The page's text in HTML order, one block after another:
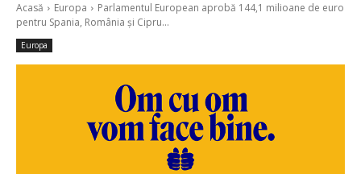
Acasă Europa
Parlamentul European aprobă 144,1 milioane de euro
pentru Spania, România și Cipru...
Europa